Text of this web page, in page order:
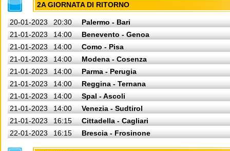
2A GIORNATA DI RITORNO
20-01-2023 20:30
Palermo - Bari
21-01-2023
14:00
Benevento - Genoa
21-01-2023
14:00
Como - Pisa
21-01-2023
14:00
Modena - Cosenza
21-01-2023
14:00
Parma - Perugia
21-01-2023
14:00
Reggina - Ternana
21-01-2023
14:00
Spal - Ascoli
21-01-2023
14:00
Venezia - Sudtirol
21-01-2023
16:15
Cittadella - Cagliari
22-01-2023
16:15 Brescia - Frosinone